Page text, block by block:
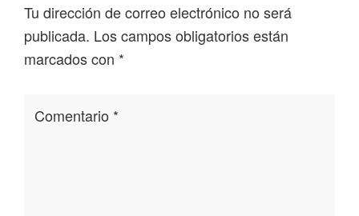
los
lectores
Tu dirección de correo electrónico no será
publicada. Los campos obligatorios están
marcados con *